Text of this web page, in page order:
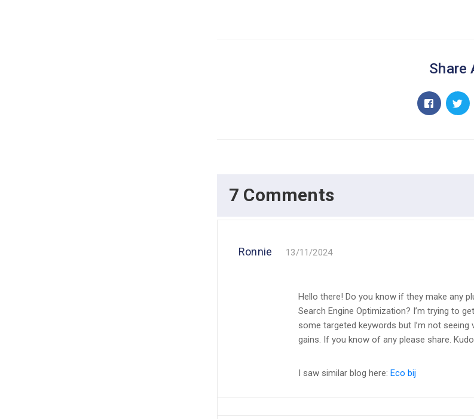
Share
7 Comments
Ronnie 13/11/2024
Hello there! Do you know if they make any
Search Engine Optimization? I’m trying to
some targeted keywords but I’m not seeing
gains. If you know of any please share.
I saw similar blog here: Eco bij